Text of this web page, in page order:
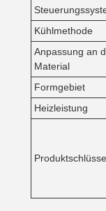
Kühlmethode
Anpassung an
Material
Formgebiet
Heizleistung